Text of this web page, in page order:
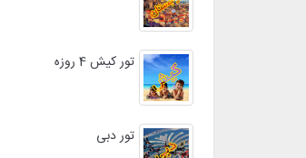
تور کیش 4 روزه
تور دبی